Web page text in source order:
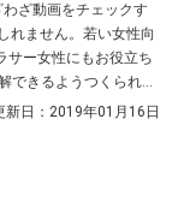
ざ動画をチェックす
れません。若い女性向
サー女性にもお役立ち
できるようつくられて
新日： 2019年01月16日